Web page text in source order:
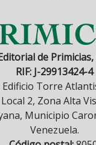
de Primicias,
RIF: J-29913424-4
Edificio Torre
Local 2, Zona Alta
Municipio
Venezuela.